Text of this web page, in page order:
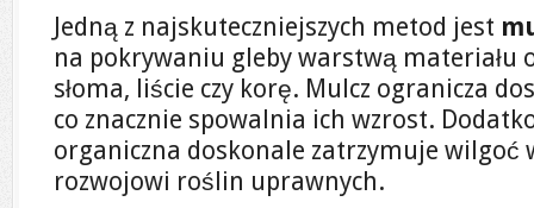
Jedną z najskuteczniejszych metod jest
na pokrywaniu gleby warstwą materiału
słoma, liście czy korę. Mulcz ogranicza
co znacznie spowalnia ich wzrost.
organiczna doskonale zatrzymuje wilgoć
rozwojowi roślin uprawnych.